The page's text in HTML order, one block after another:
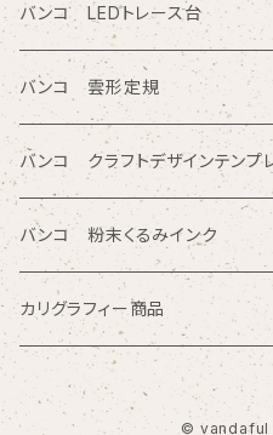
図面レイアウト/ 専門チャート/
商品シリーズ名から検索
SE型
80型
プチプレート型
OCR型 / シンボル型
ツイン定規
ノートブックテンプレート ルーラ
カリグラフィガイドライン定規
バンコ LEDトレース台
バンコ 雲形定規
バンコ クラフトデザインテンプ
バンコ 粉末くるみインク
カリグラフィー商品
マニュスクリプト
© vandaful